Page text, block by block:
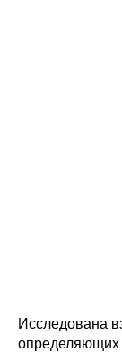
О
Исследована
определяющих